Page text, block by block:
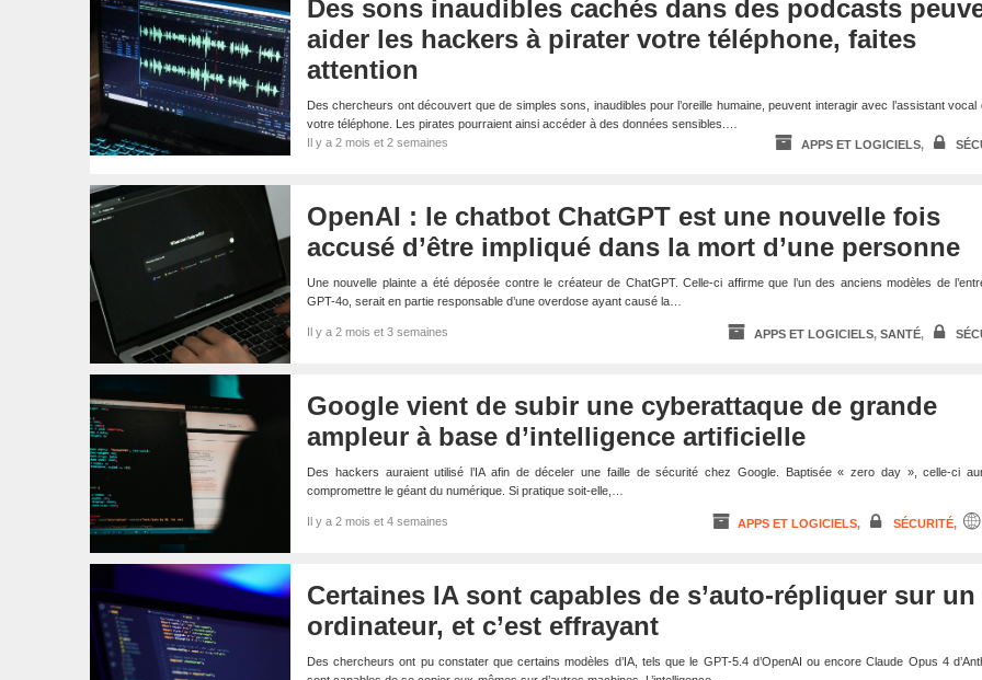
Des sons inaudibles cachés dans des podcasts
aider les hackers à pirater votre téléphone, faites
attention
Des chercheurs ont découvert que de simples sons, inaudibles pour l’oreille humaine, peuvent interagir avec l’assistant vocal
votre téléphone. Les pirates pourraient ainsi accéder à des données sensibles.…
Il y a 2 mois et 2 semaines
APPS ET LOGICIELS,
OpenAI : le chatbot ChatGPT est une nouvelle fois
accusé d’être impliqué dans la mort d’une personne
Une nouvelle plainte a été déposée contre le créateur de ChatGPT. Celle-ci affirme que l’un des anciens modèles de
GPT-4o, serait en partie responsable d’une overdose ayant causé la…
Il y a 2 mois et 3 semaines APPS ET LOGICIELS, SANTÉ,
Google vient de subir une cyberattaque de grande
ampleur à base d’intelligence artificielle
Des hackers auraient utilisé l’IA afin de déceler une faille de sécurité chez Google. Baptisée « zero day », celle-ci
compromettre le géant du numérique. Si pratique soit-elle,…
Il y a 2 mois et 4 semaines APPS ET LOGICIELS, SÉCURITÉ,
Certaines IA sont capables de s’auto-répliquer sur un
ordinateur, et c’est effrayant
Des chercheurs ont pu constater que certains modèles d’IA, tels que le GPT-5.4 d’OpenAI ou encore Claude Opus 4